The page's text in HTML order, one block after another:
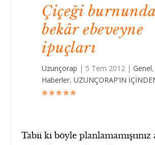
Çiçeği burnunda
bekâr ebeveyne
ipuçları
Uzunçorap | 5 Tem 2012 |Genel,
Haberler,UZUNÇORAP’IN
Tabii ki böyle planlamamıştınız